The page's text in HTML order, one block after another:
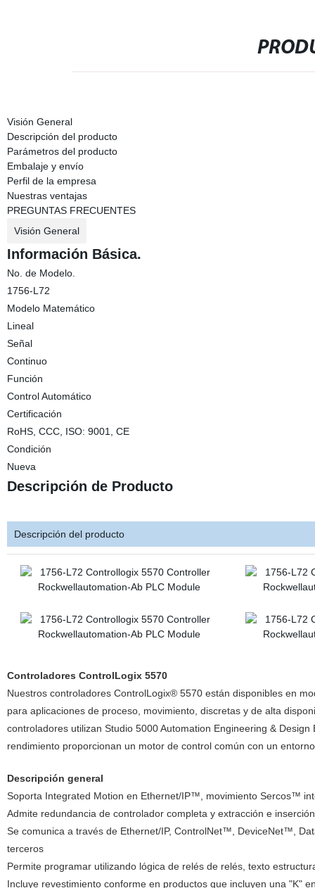
Visión General
Descripción del producto
Parámetros del producto
Embalaje y envío
Perfil de la empresa
Nuestras ventajas
PREGUNTAS FRECUENTES
Visión General
Información Básica.
No. de Modelo.
1756-L72
Modelo Matemático
Lineal
Señal
Continuo
Función
Control Automático
Certificación
RoHS, CCC, ISO: 9001, CE
Condición
Nueva
Descripción de Producto
Descripción del producto
Controladores ControlLogix 5570
Nuestros controladores ControlLogix® 5570 están disponibles en
para aplicaciones de proceso, movimiento, discretas y de alta
controladores utilizan Studio 5000 Automation Engineering &
rendimiento proporcionan un motor de control común con un
Descripción general
Soporta Integrated Motion en Ethernet/IP™, movimiento Sercos™
Admite redundancia de controlador completa y extracción e
Se comunica a través de Ethernet/IP, ControlNet™, DeviceNet™,
terceros
Permite programar utilizando lógica de relés de relés, texto
Incluye revestimiento conforme en productos que incluyen una "K"